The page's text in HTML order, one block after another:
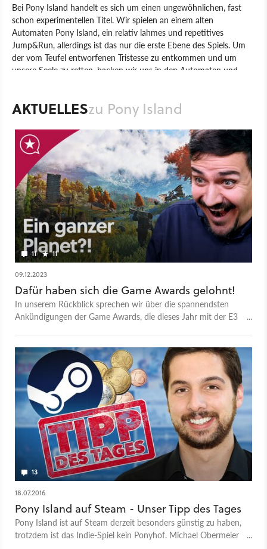
Bei Pony Island handelt es sich um einen ungewöhnlichen, fast
schon experimentellen Titel. Wir spielen an einem alten
Automaten Pony Island, ein relativ lahmes und repetitives
Jump&Run, allerdings ist das nur die erste Ebene des Spiels. Um
der vom Teufel entworfenen Tristesse zu entkommen und um
unsere Seele zu retten, hacken wir uns in den Automaten und
und wieder auch die vierte Wand und richtet sich an uns als reale
Person. Da das Spiel nur auf Englisch vorliegt, sind entsprechend
gute Kenntnisse erforderlich, um alle Facetten von Pony Island zu
ergründen.
Spiel PC Action Action-Adventure
Daniel Mullins Games
Pony Island
AKTUELLESzu Pony Island
11 11
09.12.2023
Dafür haben sich die Game Awards gelohnt!
In unserem Rückblick sprechen wir über die spannendsten
Ankündigungen der Game Awards, die dieses Jahr mit der E3
13
18.07.2016
Pony Island auf Steam - Unser Tipp des Tages
Pony Island ist auf Steam derzeit besonders günstig zu haben,
trotzdem ist das Indie-Spiel kein Ponyhof. Michael Obermeier